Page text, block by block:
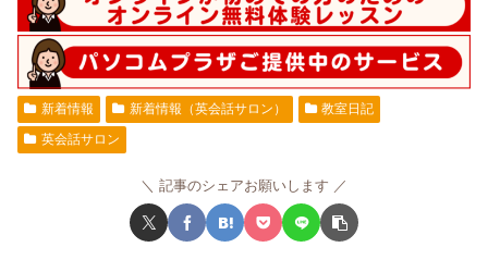
新着情報 新着情報（英会話サロン）
教室日記
英会話サロン
記事のシェアお願いします